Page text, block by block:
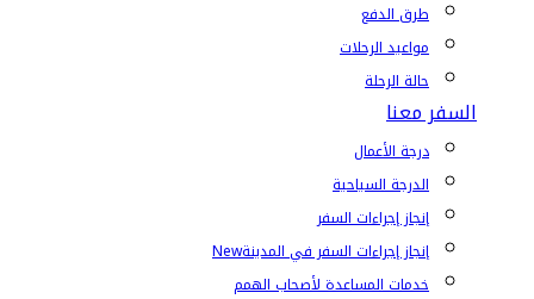
طرق الدفع
مواعيد الرحلات
حالة الرحلة
السفر معنا
درجة الأعمال
الدرجة السياحية
إنجاز إجراءات السفر
إنجاز إجراءات السفر في المدينةNew
خدمات المساعدة لأصحاب الهمم